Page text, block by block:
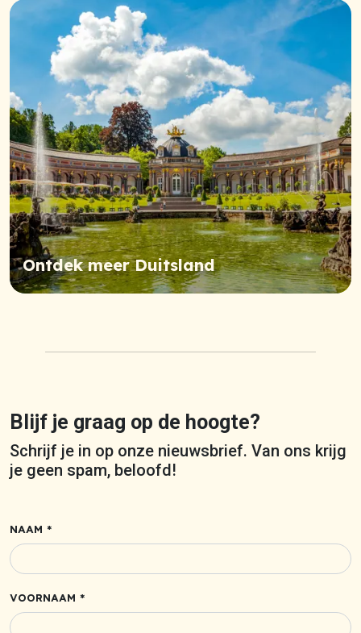
Ontdek meer Duitsland
Blijf je graag op de hoogte?
Schrijf je in op onze nieuwsbrief. Van ons krijg
je geen spam, beloofd!
NAAM *
VOORNAAM *